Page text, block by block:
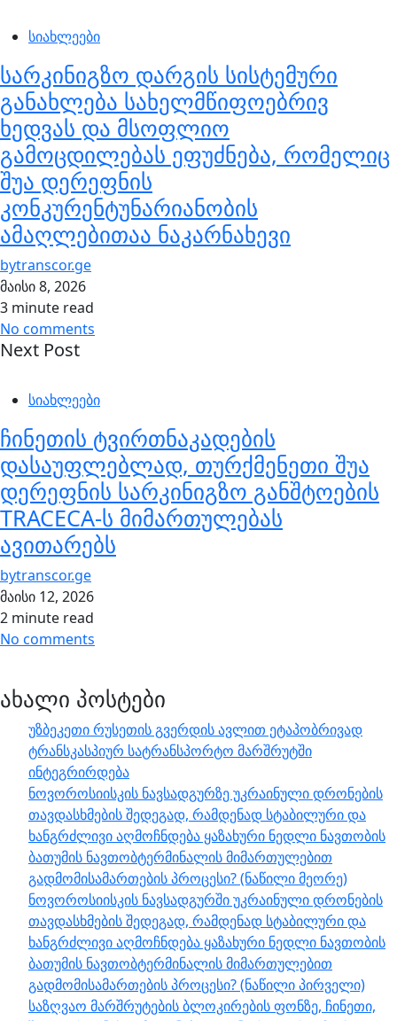
სიახლეები
სარკინიგზო დარგის სისტემური
განახლება სახელმწიფოებრივ
ხედვას და მსოფლიო
გამოცდილებას ეფუძნება, რომელიც
შუა დერეფნის
კონკურენტუნარიანობის
ამაღლებითაა ნაკარნახევი
bytranscor.ge
მაისი 8, 2026
3 minute read
No comments
Next Post
სიახლეები
ჩინეთის ტვირთნაკადების
დასაუფლებლად, თურქმენეთი შუა
დერეფნის სარკინიგზო განშტოების
TRACECA-ს მიმართულებას
ავითარებს
bytranscor.ge
მაისი 12, 2026
2 minute read
No comments
ახალი პოსტები
უზბეკეთი რუსეთის გვერდის ავლით ეტაპობრივად
ტრანსკასპიურ სატრანსპორტო მარშრუტში
ინტეგრირდება
ნოვოროსიისკის ნავსადგურზე უკრაინული დრონების
თავდასხმების შედეგად, რამდენად სტაბილური და
ხანგრძლივი აღმოჩნდება ყაზახური ნედლი ნავთობის
ბათუმის ნავთობტერმინალის მიმართულებით
გადმომისამართების პროცესი? (ნაწილი მეორე)
ნოვოროსიისკის ნავსადგურში უკრაინული დრონების
თავდასხმების შედეგად, რამდენად სტაბილური და
ხანგრძლივი აღმოჩნდება ყაზახური ნედლი ნავთობის
ბათუმის ნავთობტერმინალის მიმართულებით
გადმომისამართების პროცესი? (ნაწილი პირველი)
საზღვაო მარშრუტების ბლოკირების ფონზე, ჩინეთი,